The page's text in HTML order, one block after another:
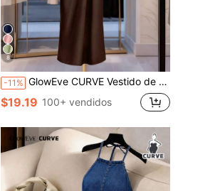
8
-11% GlowEve CURVE Vestido de manga corta con cuello redondo para uso diario, vestido de primavera/verano, vestido de fiesta elegante para mujer
$19.19 100+ vendidos